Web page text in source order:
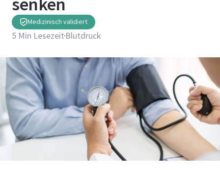
Medizinisch validiert
5 Min Lesezeit Blutdruck